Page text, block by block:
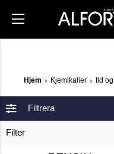
Hjem > Kjemikalier > Ild
Filtrera
Filter